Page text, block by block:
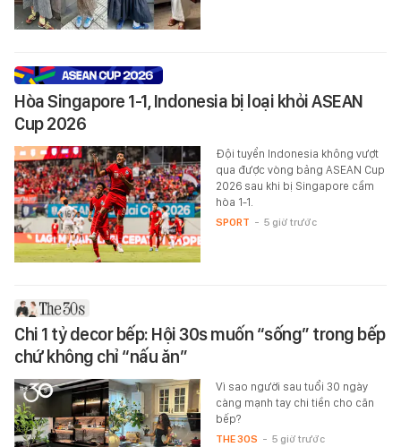
Hòa Singapore 1-1, Indonesia bị loại khỏi ASEAN
Cup 2026
Đội tuyển Indonesia không vượt
qua được vòng bảng ASEAN Cup
2026 sau khi bị Singapore cầm
hòa 1-1.
SPORT - 5 giờ trước
Chi 1 tỷ decor bếp: Hội 30s muốn “sống” trong bếp
chứ không chỉ “nấu ăn”
Vì sao người sau tuổi 30 ngày
càng mạnh tay chi tiền cho căn
bếp?
THE 30S - 5 giờ trước